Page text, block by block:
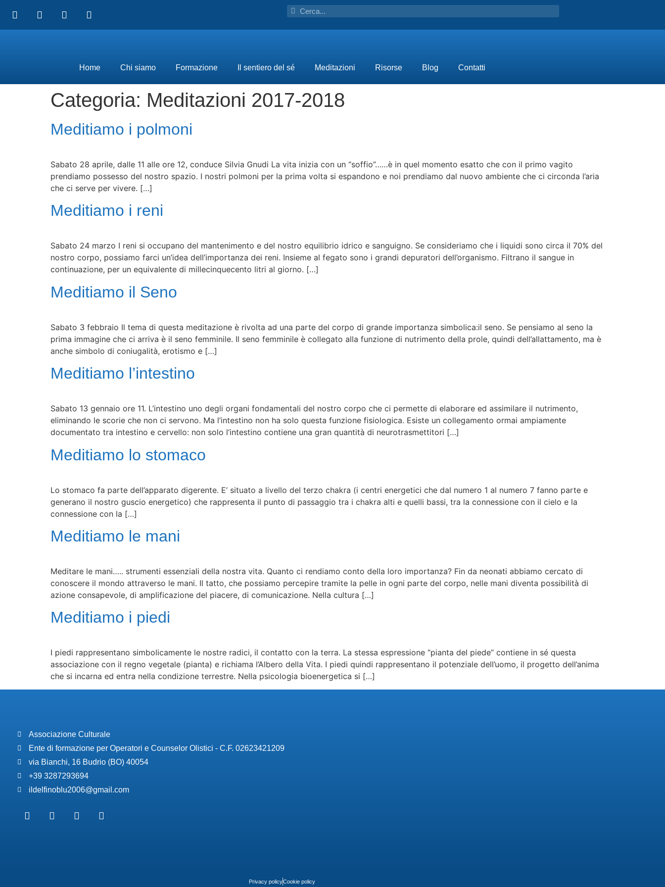
Home Chi siamo Formazione Il sentiero del sé Meditazioni Risorse Blog Contatti
Categoria: Meditazioni 2017-2018
Meditiamo i polmoni
Sabato 28 aprile, dalle 11 alle ore 12, conduce Silvia Gnudi La vita inizia con un “soffio”……è in quel momento esatto che con il primo vagito
prendiamo possesso del nostro spazio. I nostri polmoni per la prima volta si espandono e noi prendiamo dal nuovo ambiente che ci circonda l’aria
che ci serve per vivere. […]
Meditiamo i reni
Sabato 24 marzo I reni si occupano del mantenimento e del nostro equilibrio idrico e sanguigno. Se consideriamo che i liquidi sono circa il 70% del
nostro corpo, possiamo farci un’idea dell’importanza dei reni. Insieme al fegato sono i grandi depuratori dell’organismo. Filtrano il sangue in
continuazione, per un equivalente di millecinquecento litri al giorno. […]
Meditiamo il Seno
Sabato 3 febbraio Il tema di questa meditazione è rivolta ad una parte del corpo di grande importanza simbolica:il seno. Se pensiamo al seno la
prima immagine che ci arriva è il seno femminile. Il seno femminile è collegato alla funzione di nutrimento della prole, quindi dell’allattamento, ma è
anche simbolo di coniugalità, erotismo e […]
Meditiamo l’intestino
Sabato 13 gennaio ore 11. L’intestino uno degli organi fondamentali del nostro corpo che ci permette di elaborare ed assimilare il nutrimento,
eliminando le scorie che non ci servono. Ma l’intestino non ha solo questa funzione fisiologica. Esiste un collegamento ormai ampiamente
documentato tra intestino e cervello: non solo l’intestino contiene una gran quantità di neurotrasmettitori […]
Meditiamo lo stomaco
Lo stomaco fa parte dell’apparato digerente. E’ situato a livello del terzo chakra (i centri energetici che dal numero 1 al numero 7 fanno parte e
generano il nostro guscio energetico) che rappresenta il punto di passaggio tra i chakra alti e quelli bassi, tra la connessione con il cielo e la
connessione con la […]
Meditiamo le mani
Meditare le mani….. strumenti essenziali della nostra vita. Quanto ci rendiamo conto della loro importanza? Fin da neonati abbiamo cercato di
conoscere il mondo attraverso le mani. Il tatto, che possiamo percepire tramite la pelle in ogni parte del corpo, nelle mani diventa possibilità di
azione consapevole, di amplificazione del piacere, di comunicazione. Nella cultura […]
Meditiamo i piedi
I piedi rappresentano simbolicamente le nostre radici, il contatto con la terra. La stessa espressione “pianta del piede” contiene in sé questa
associazione con il regno vegetale (pianta) e richiama l’Albero della Vita. I piedi quindi rappresentano il potenziale dell’uomo, il progetto dell’anima
che si incarna ed entra nella condizione terrestre. Nella psicologia bioenergetica si […]
Associazione Culturale
Ente di formazione per Operatori e Counselor Olistici - C.F. 02623421209
via Bianchi, 16 Budrio (BO) 40054
+39 3287293694
ildelfinoblu2006@gmail.com
Privacy policyCookie policy